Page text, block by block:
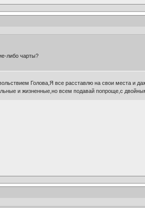
либо чарты?
Голова,Я все расставлю на свои места и
и жизненные,но всем подавай попроще,с